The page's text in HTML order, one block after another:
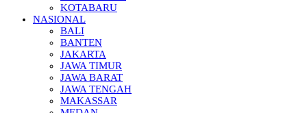
KOTABARU
NASIONAL
BALI
BANTEN
JAKARTA
JAWA TIMUR
JAWA BARAT
JAWA TENGAH
MAKASSAR